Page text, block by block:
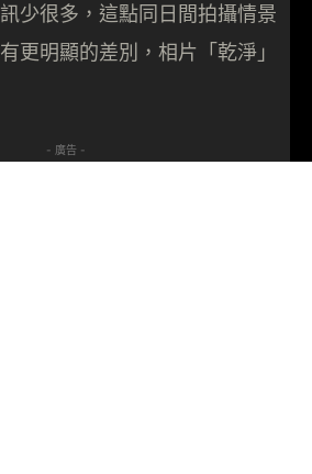
少很多，這點同日間拍攝情景
更明顯的差別，相片「乾淨」
- 廣告 -